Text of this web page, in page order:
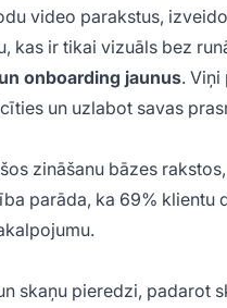
video parakstus,
kas ir tikai vizuāls bez
onboarding jaunus. Viņi
un uzlabot savas
zināšanu bāzes
parāda, ka 69% klientu
skaņu pieredzi, padarot